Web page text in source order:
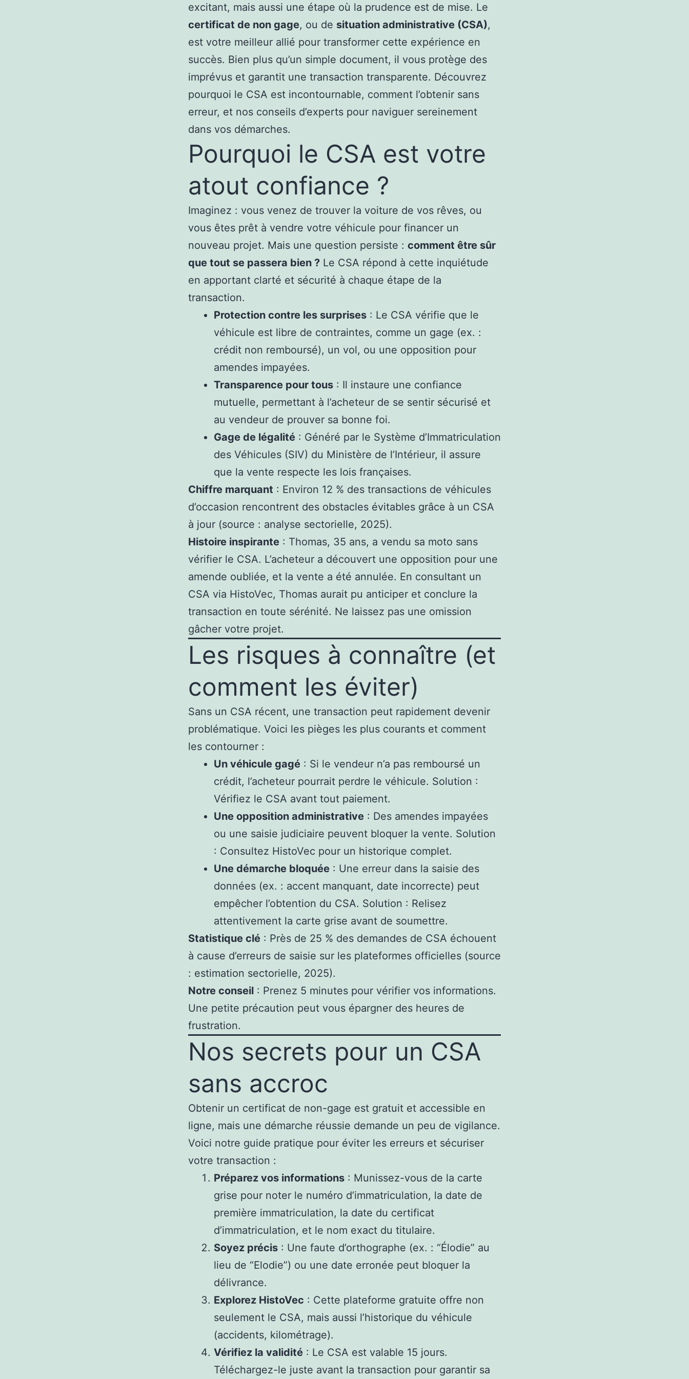
excitant, mais aussi une étape où la prudence est de mise. Le
certificat de non gage, ou de situation administrative (CSA),
est votre meilleur allié pour transformer cette expérience en
succès. Bien plus qu’un simple document, il vous protège des
imprévus et garantit une transaction transparente. Découvrez
pourquoi le CSA est incontournable, comment l’obtenir sans
erreur, et nos conseils d’experts pour naviguer sereinement
dans vos démarches.
Pourquoi le CSA est votre
atout confiance ?
Imaginez : vous venez de trouver la voiture de vos rêves, ou
vous êtes prêt à vendre votre véhicule pour financer un
nouveau projet. Mais une question persiste : comment être sûr
que tout se passera bien ? Le CSA répond à cette inquiétude
en apportant clarté et sécurité à chaque étape de la
transaction.
Protection contre les surprises : Le CSA vérifie que le
véhicule est libre de contraintes, comme un gage (ex. :
crédit non remboursé), un vol, ou une opposition pour
amendes impayées.
Transparence pour tous : Il instaure une confiance
mutuelle, permettant à l’acheteur de se sentir sécurisé et
au vendeur de prouver sa bonne foi.
Gage de légalité : Généré par le Système d’Immatriculation
des Véhicules (SIV) du Ministère de l’Intérieur, il assure
que la vente respecte les lois françaises.
Chiffre marquant : Environ 12 % des transactions de véhicules
d’occasion rencontrent des obstacles évitables grâce à un CSA
à jour (source : analyse sectorielle, 2025).
Histoire inspirante : Thomas, 35 ans, a vendu sa moto sans
vérifier le CSA. L’acheteur a découvert une opposition pour une
amende oubliée, et la vente a été annulée. En consultant un
CSA via HistoVec, Thomas aurait pu anticiper et conclure la
transaction en toute sérénité. Ne laissez pas une omission
gâcher votre projet.
Les risques à connaître (et
comment les éviter)
Sans un CSA récent, une transaction peut rapidement devenir
problématique. Voici les pièges les plus courants et comment
les contourner :
Un véhicule gagé : Si le vendeur n’a pas remboursé un
crédit, l’acheteur pourrait perdre le véhicule. Solution :
Vérifiez le CSA avant tout paiement.
Une opposition administrative : Des amendes impayées
ou une saisie judiciaire peuvent bloquer la vente. Solution
: Consultez HistoVec pour un historique complet.
Une démarche bloquée : Une erreur dans la saisie des
données (ex. : accent manquant, date incorrecte) peut
empêcher l’obtention du CSA. Solution : Relisez
attentivement la carte grise avant de soumettre.
Statistique clé : Près de 25 % des demandes de CSA échouent
à cause d’erreurs de saisie sur les plateformes officielles (source
: estimation sectorielle, 2025).
Notre conseil : Prenez 5 minutes pour vérifier vos informations.
Une petite précaution peut vous épargner des heures de
frustration.
Nos secrets pour un CSA
sans accroc
Obtenir un certificat de non-gage est gratuit et accessible en
ligne, mais une démarche réussie demande un peu de vigilance.
Voici notre guide pratique pour éviter les erreurs et sécuriser
votre transaction :
Préparez vos informations : Munissez-vous de la carte
grise pour noter le numéro d’immatriculation, la date de
première immatriculation, la date du certificat
d’immatriculation, et le nom exact du titulaire.
Soyez précis : Une faute d’orthographe (ex. : “Élodie” au
lieu de “Elodie”) ou une date erronée peut bloquer la
délivrance.
Explorez HistoVec : Cette plateforme gratuite offre non
seulement le CSA, mais aussi l’historique du véhicule
(accidents, kilométrage).
Vérifiez la validité : Le CSA est valable 15 jours.
Téléchargez-le juste avant la transaction pour garantir sa